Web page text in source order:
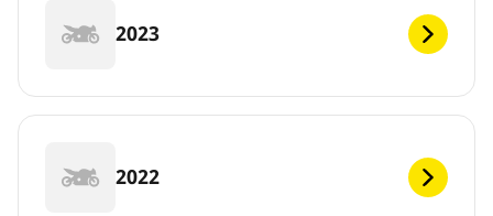
2023
2022